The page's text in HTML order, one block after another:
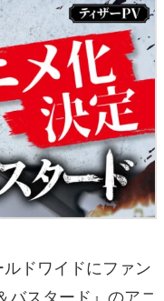
ドワイドにファン
バスタード』のアニ